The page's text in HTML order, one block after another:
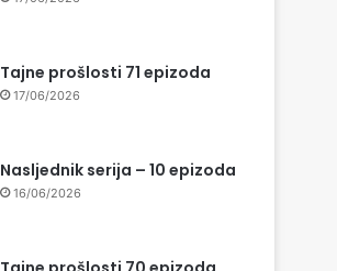
Tajne prošlosti 71 epizoda
17/06/2026
Nasljednik serija – 10 epizoda
16/06/2026